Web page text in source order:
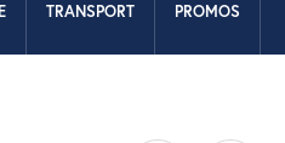
TRANSPORT PROMOS